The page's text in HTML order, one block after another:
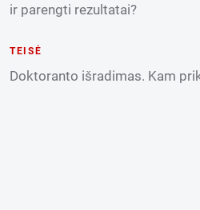
ir parengti rezultatai?
TEISĖ
Doktoranto išradimas. Kam